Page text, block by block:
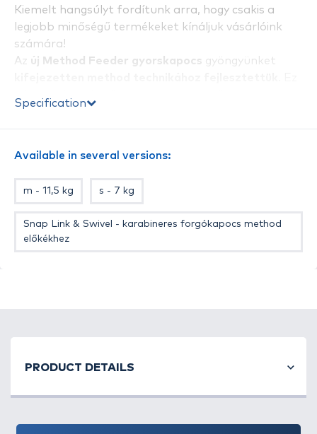
Kiemelt hangsúlyt fordítunk arra, hogy csakis a
legjobb minőségű termékeket kínáljuk vásárlóink
számára!
Az új Method Feeder gyorskapocs gyöngyünket
gyors előkecserét, továbbá ütköző gyanánt is
teljesen megbízható, stapabíró műanyagból
között is és mindig megfelelt). Tökéletes method, de
etetőkosaras horgászathoz, állóvízen és folyón
Specification
Available in several versions:
m - 11,5 kg s - 7 kg
Snap Link & Swivel - karabineres forgókapocs method
előkékhez
PRODUCT DETAILS